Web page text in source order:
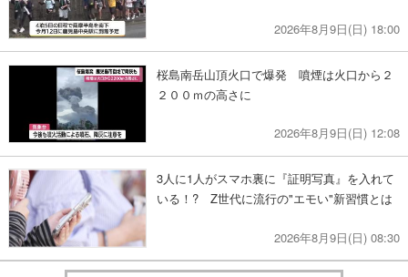
2026年8月9日(日) 18:00
桜島南岳山頂火口で爆発 噴煙は火口から２
２００ｍの高さに
2026年8月9日(日) 12:08
3人に1人がスマホ裏に『証明写真』を入れて
いる！? Z世代に流行の"エモい"新習慣とは
2026年8月9日(日) 08:30